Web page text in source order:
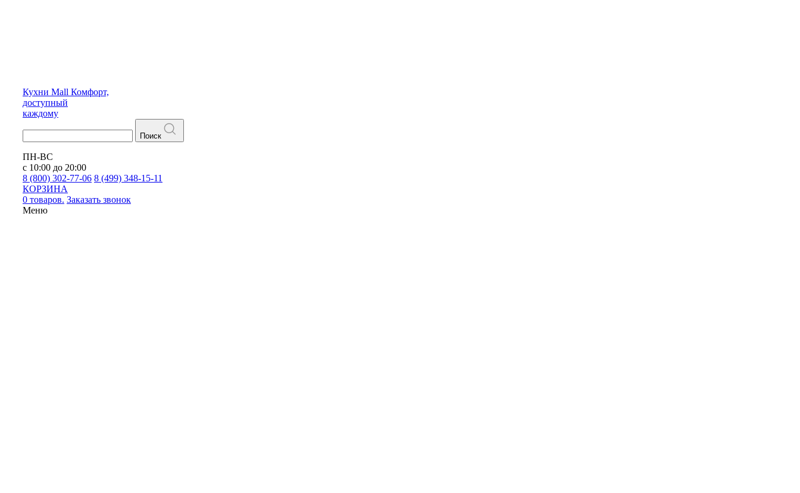
Кухни Mall Комфорт,
доступный
каждому
Поиск
ПН-ВС
с 10:00 до 20:00
8 (800) 302-77-06 8 (499) 348-15-11
КОРЗИНА
0 товаров. Заказать звонок
Меню